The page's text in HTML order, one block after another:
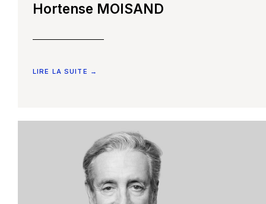
Blog
Hortense MOISAND
LIRE LA SUITE →